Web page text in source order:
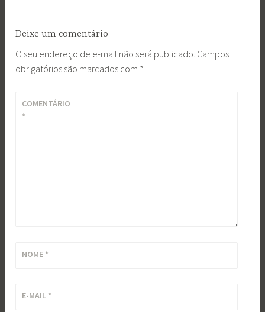
Deixe um comentário
O seu endereço de e-mail não será publicado. Campos
obrigatórios são marcados com *
COMENTÁRIO
*
NOME *
E-MAIL *